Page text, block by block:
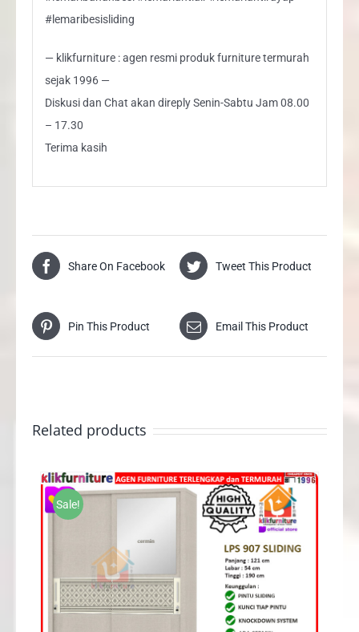
#lemaribesisliding
— klikfurniture : agen resmi produk furniture termurah
sejak 1996 —
Diskusi dan Chat akan direply Senin-Sabtu Jam 08.00
– 17.30
Terima kasih
Share On Facebook Tweet This Product
Pin This Product Email This Product
Related products
Sale!